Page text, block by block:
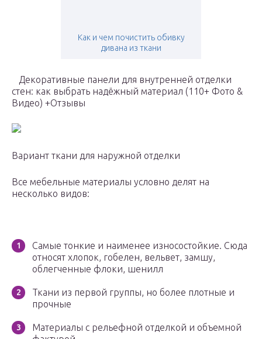
Как и чем почистить обивку
дивана из ткани
Декоративные панели для внутренней отделки
стен: как выбрать надёжный материал (110+ Фото &
Видео) +Отзывы
Вариант ткани для наружной отделки
Все мебельные материалы условно делят на
несколько видов:
Самые тонкие и наименее износостойкие. Сюда
относят хлопок, гобелен, вельвет, замшу,
облегченные флоки, шенилл
Ткани из первой группы, но более плотные и
прочные
Материалы с рельефной отделкой и объемной